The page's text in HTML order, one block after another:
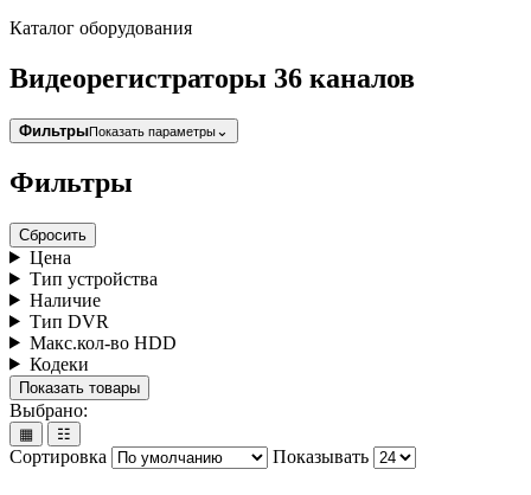
Каталог оборудования
Видеорегистраторы 36 каналов
ФильтрыПоказать параметры⌄
Фильтры
Сбросить
Цена
Тип устройства
Наличие
Тип DVR
Макс.кол-во HDD
Кодеки
Показать товары
Выбрано:
▦ ☷
Сортировка Показывать